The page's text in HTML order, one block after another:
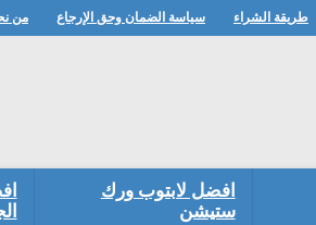
طريقة الشراء سياسة الضمان وحق الإرجاع من
افضل لابتوب ورك
ستيشن